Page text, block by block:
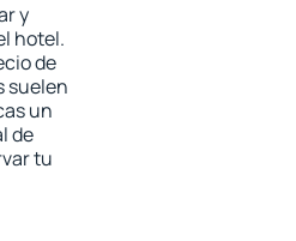
y
hotel.
de
suelen
un
de
tu